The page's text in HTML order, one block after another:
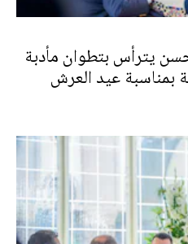
يترأس بتطوان مأدبة
بمناسبة عيد العرش